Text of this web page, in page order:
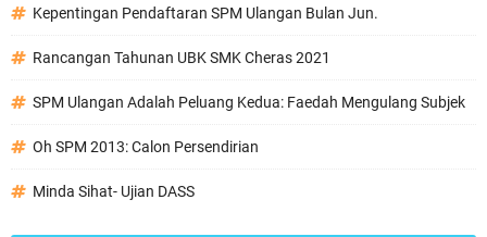
Kepentingan Pendaftaran SPM Ulangan Bulan Jun.
Rancangan Tahunan UBK SMK Cheras 2021
SPM Ulangan Adalah Peluang Kedua: Faedah Mengulang Subjek
Oh SPM 2013: Calon Persendirian
Minda Sihat- Ujian DASS